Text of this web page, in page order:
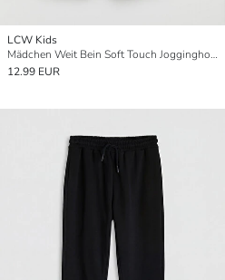
LCW Kids
Mädchen Weit Bein Soft Touch Jogginghose
12.99 EUR